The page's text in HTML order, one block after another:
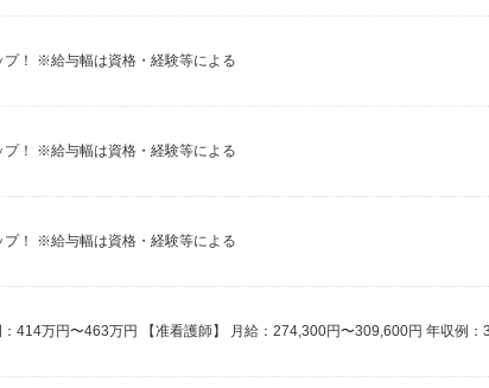
！ ※給与幅は資格・経験等による
！ ※給与幅は資格・経験等による
！ ※給与幅は資格・経験等による